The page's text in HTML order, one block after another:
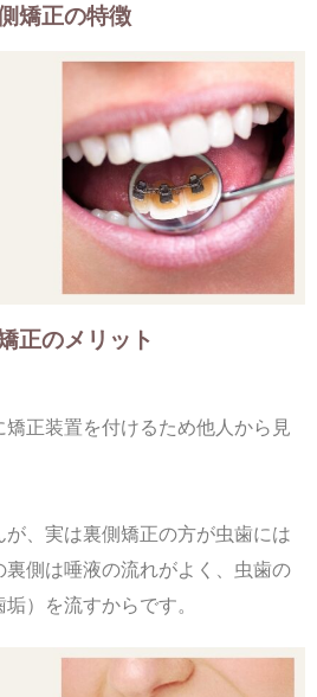
矯正の特徴
正のメリット
正装置を付けるため他人から見
、実は裏側矯正の方が虫歯には
側は唾液の流れがよく、虫歯の
）を流すからです。